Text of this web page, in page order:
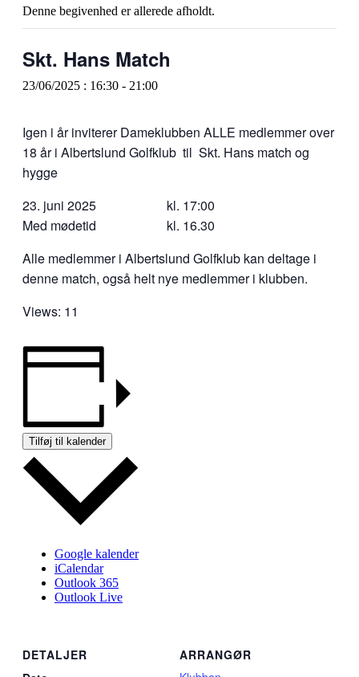
Denne begivenhed er allerede afholdt.
Skt. Hans Match
23/06/2025 : 16:30 - 21:00
Igen i år inviterer Dameklubben ALLE medlemmer over
18 år i Albertslund Golfklub til Skt. Hans match og
hygge
23. juni 2025 kl. 17:00
Med mødetid kl. 16.30
Alle medlemmer i Albertslund Golfklub kan deltage i
denne match, også helt nye medlemmer i klubben.
Views: 11
Tilføj til kalender
Google kalender
iCalendar
Outlook 365
Outlook Live
DETALJER
ARRANGØR